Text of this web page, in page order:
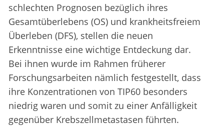
schlechten Prognosen bezüglich ihres
Gesamtüberlebens (OS) und krankheitsfreiem
Überleben (DFS), stellen die neuen
Erkenntnisse eine wichtige Entdeckung dar.
Bei ihnen wurde im Rahmen früherer
Forschungsarbeiten nämlich festgestellt, dass
ihre Konzentrationen von TIP60 besonders
niedrig waren und somit zu einer Anfälligkeit
gegenüber Krebszellmetastasen führten.